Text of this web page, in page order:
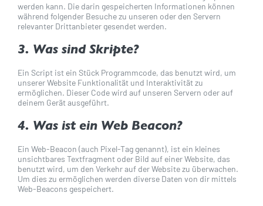
werden kann. Die darin gespeicherten Informationen können
während folgender Besuche zu unseren oder den Servern
relevanter Drittanbieter gesendet werden.
3. Was sind Skripte?
Ein Script ist ein Stück Programmcode, das benutzt wird, um
unserer Website Funktionalität und Interaktivität zu
ermöglichen. Dieser Code wird auf unseren Servern oder auf
deinem Gerät ausgeführt.
4. Was ist ein Web Beacon?
Ein Web-Beacon (auch Pixel-Tag genannt), ist ein kleines
unsichtbares Textfragment oder Bild auf einer Website, das
benutzt wird, um den Verkehr auf der Website zu überwachen.
Um dies zu ermöglichen werden diverse Daten von dir mittels
Web-Beacons gespeichert.